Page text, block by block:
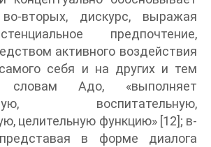
вторых, дискурс, выражая
предпочтение,
активного воздействия
себя и на других и тем
Адо, «выполняет
воспитательную,
целительную функцию» [12]; в-
в форме диалога